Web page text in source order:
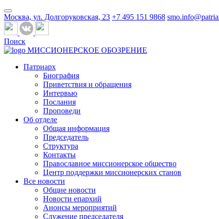
Москва, ул. Долгоруковская, 23 +7 495 151 9868
Поиск
МИССИОНЕРСКОЕ ОБОЗРЕНИЕ
Патриарх
Биография
Приветствия и обращения
Интервью
Послания
Проповеди
Об отделе
Общая информация
Председатель
Структура
Контакты
Православное миссионерское общество
Центр поддержки миссионерских станов
Все новости
Общие новости
Новости епархий
Анонсы мероприятий
Служение председателя